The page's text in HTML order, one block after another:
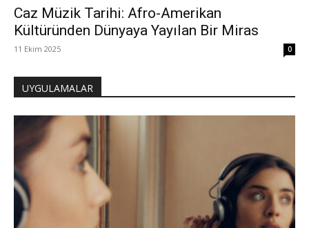
Caz Müzik Tarihi: Afro-Amerikan
Kültüründen Dünyaya Yayılan Bir Miras
11 Ekim 2025 0
UYGULAMALAR